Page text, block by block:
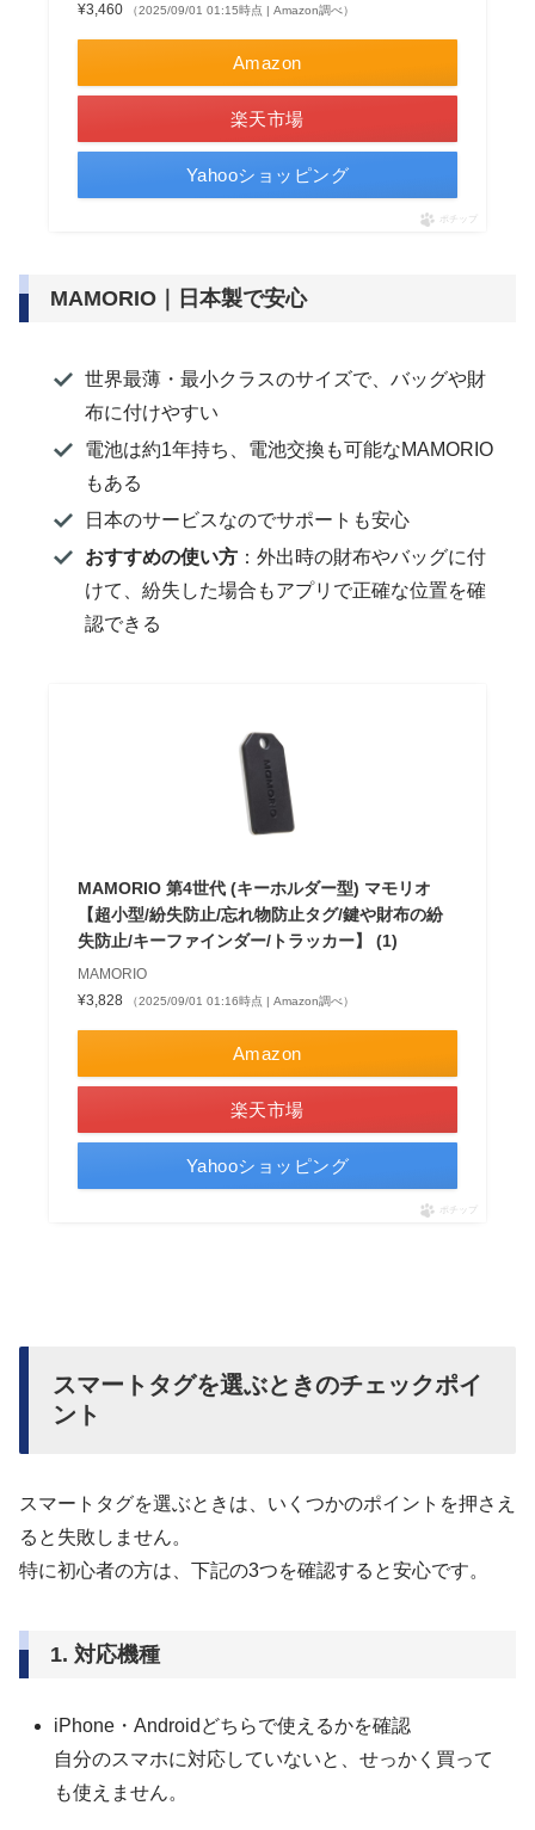
¥3,460
（2025/09/01 01:15時点 | Amazon調べ）
Amazon
楽天市場
Yahooショッピング
ポチップ
MAMORIO｜日本製で安心
世界最薄・最小クラスのサイズで、バッグや財
布に付けやすい
電池は約1年持ち、電池交換も可能なMAMORIO
もある
日本のサービスなのでサポートも安心
おすすめの使い方：外出時の財布やバッグに付
けて、紛失した場合もアプリで正確な位置を確
認できる
MAMORIO 第4世代 (キーホルダー型) マモリオ
【超小型/紛失防止/忘れ物防止タグ/鍵や財布の紛
失防止/キーファインダー/トラッカー】 (1)
MAMORIO
¥3,828
（2025/09/01 01:16時点 | Amazon調べ）
Amazon
楽天市場
Yahooショッピング
ポチップ
スマートタグを選ぶときのチェックポイ
ント
スマートタグを選ぶときは、いくつかのポイントを押さえ
ると失敗しません。
特に初心者の方は、下記の3つを確認すると安心です。
1. 対応機種
iPhone・Androidどちらで使えるかを確認
自分のスマホに対応していないと、せっかく買って
も使えません。